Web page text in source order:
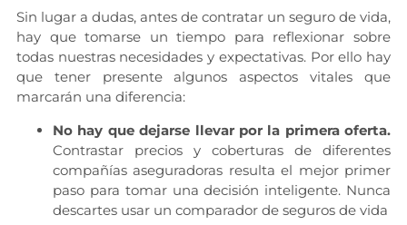
Sin lugar a dudas, antes de contratar un seguro de vida,
hay que tomarse un tiempo para reflexionar sobre
todas nuestras necesidades y expectativas. Por ello hay
que tener presente algunos aspectos vitales que
marcarán una diferencia:
No hay que dejarse llevar por la primera oferta.
Contrastar precios y coberturas de diferentes
compañías aseguradoras resulta el mejor primer
paso para tomar una decisión inteligente. Nunca
descartes usar un comparador de seguros de vida